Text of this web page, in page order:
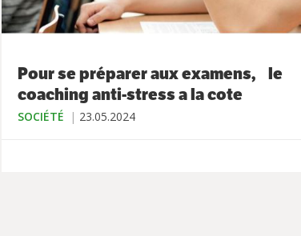
Pour se préparer aux examens, le
coaching anti-stress a la cote
SOCIÉTÉ 23.05.2024